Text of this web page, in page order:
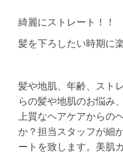
綺麗にストレート！！
髪を下ろしたい時期に
髪や地肌、年齢、スト
らの髪や地肌のお悩み
上質なヘアケアからの
か？担当スタッフが細
ートを致します。美肌